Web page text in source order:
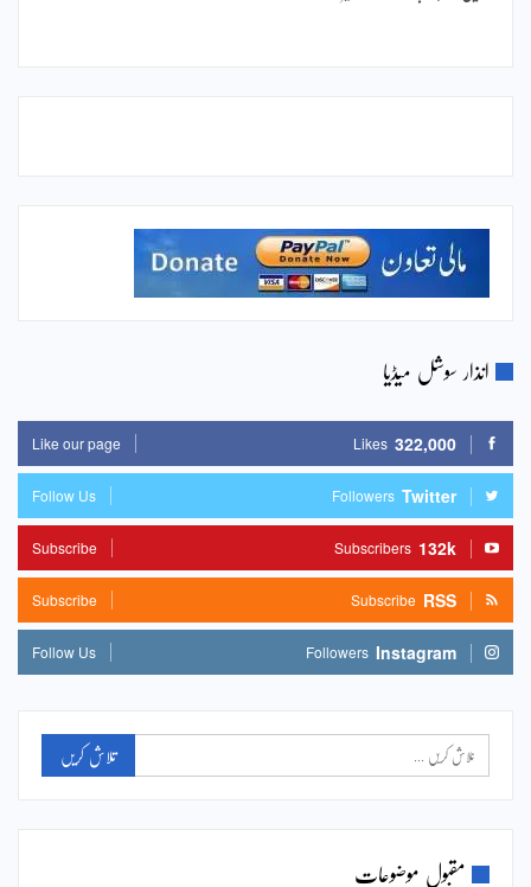
انذار سوشل میڈیا
322,000
Likes
Like our page
Twitter
Followers
Follow Us
132k
Subscribers
Subscribe
RSS
Subscribe
Subscribe
Instagram
Followers
Follow Us
مقبول موضوعات